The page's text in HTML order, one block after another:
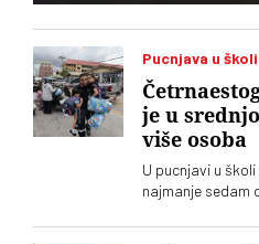
Pucnjava u školi
je u
više osoba
U pucnjavi u
najmanje sedam